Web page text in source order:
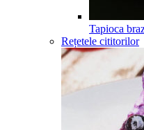
Tapioca
Rețetele cititorilor